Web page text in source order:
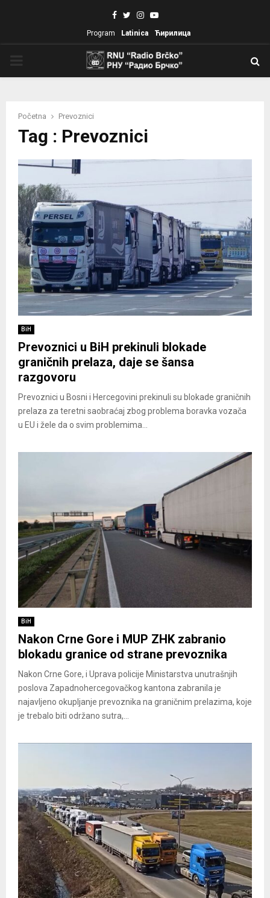
Facebook
TwitterInstagram
Youtube
Program Latinica Ћирилица
Početna Prevoznici
Tag : Prevoznici
BiH
Prevoznici u BiH prekinuli blokade
graničnih prelaza, daje se šansa
razgovoru
Prevoznici u Bosni i Hercegovini prekinuli su blokade graničnih
prelaza za teretni saobraćaj zbog problema boravka vozača
u EU i žele da o svim problemima...
BiH
Nakon Crne Gore i MUP ZHK zabranio
blokadu granice od strane prevoznika
Nakon Crne Gore, i Uprava policije Ministarstva unutrašnjih
poslova Zapadnohercegovačkog kantona zabranila je
najavljeno okupljanje prevoznika na graničnim prelazima, koje
je trebalo biti održano sutra,...